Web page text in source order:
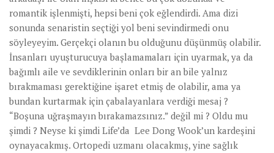
romantik işlenmişti, hepsi beni çok eğlendirdi. Ama dizi
sonunda senaristin seçtiği yol beni sevindirmedi onu
söyleyeyim. Gerçekçi olanın bu olduğunu düşünmüş olabilir.
İnsanları uyuşturucuya başlamamaları için uyarmak, ya da
bağımlı aile ve sevdiklerinin onları bir an bile yalnız
bırakmaması gerektiğine işaret etmiş de olabilir, ama ya
bundan kurtarmak için çabalayanlara verdiği mesaj ?
“Boşuna uğraşmayın bırakamazsınız.” değil mi ? Oldu mu
şimdi ? Neyse ki şimdi Life’da Lee Dong Wook’un kardeşini
oynayacakmış. Ortopedi uzmanı olacakmış, yine sağlık